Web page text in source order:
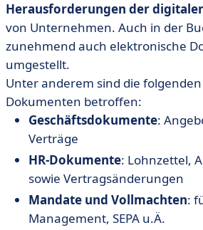
Herausforderungen der
von Unternehmen. Auch in der
zunehmend auch elektronische
umgestellt.
Unter anderem sind die
Dokumenten betroffen:
Geschäftsdokumente:
Verträge
HR-Dokumente: Lohnzettel,
sowie Vertragsänderungen
Mandate und Vollmachten:
Management, SEPA u.Ä.